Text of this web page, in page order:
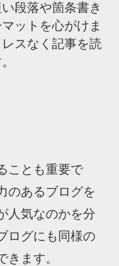
い段落や箇条書き
ットを心がけま
スなく記事を読
ことも重要で
のあるブログを
人気なのかを分
ログにも同様の
ます。